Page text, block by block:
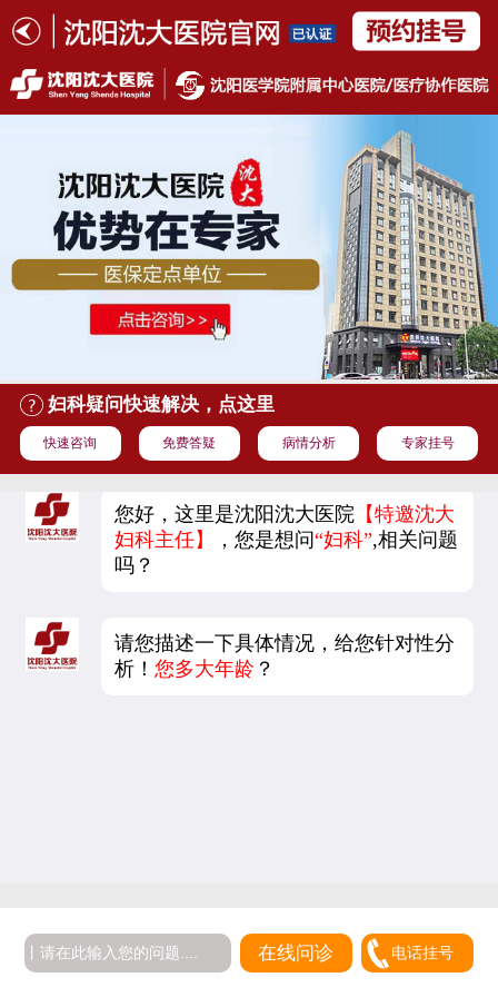
妇科疑问快速解决，点这里
快速咨询 免费答疑 病情分析 专家挂号
您好，这里是沈阳沈大医院 【特邀沈大
妇科主任】
，您是想问“妇科”,相关问题
吗？
请您描述一下具体情况，给您针对性分
析！您多大年龄 ？
在线问诊 电话挂号